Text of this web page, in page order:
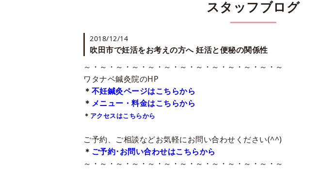
スタッフブログ
2018/12/14
吹田市で妊活をお考えの方へ 妊活と便秘の関係性
～・～・～・～・～・～・～・～・～・～・～・～・～
ワタナベ鍼灸院のHP
＊ 不妊鍼灸ページはこちらから
＊ メニュー・料金はこちらから
＊ アクセスはこちらから
ご予約、ご相談などお気軽にお問い合わせください(^^)
＊ ご予約･お問い合わせはこちらから
～・～・～・～・～・～・～・～・～・～・～・～・～